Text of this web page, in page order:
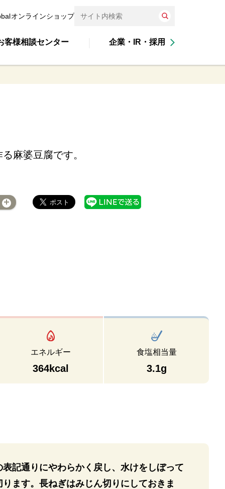
オンラインショップ
客様相談センター 企業・IR・採用
麻婆豆腐です。
エネルギー
364kcal
食塩相当量
3.1g
表記通りにやわらかく戻し、水けをしぼって
ます。長ねぎはみじん切りにしておきま